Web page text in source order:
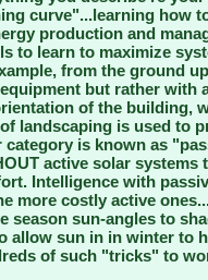
curve"...learning how
production and
to learn to maximize
from the ground
but rather with
of the building,
landscaping is used to
category is known as
active solar
Intelligence with
more costly active
season sun-angles to
allow sun in in winter to
of such "tricks" to